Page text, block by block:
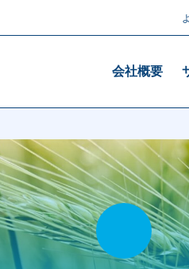
会社概要